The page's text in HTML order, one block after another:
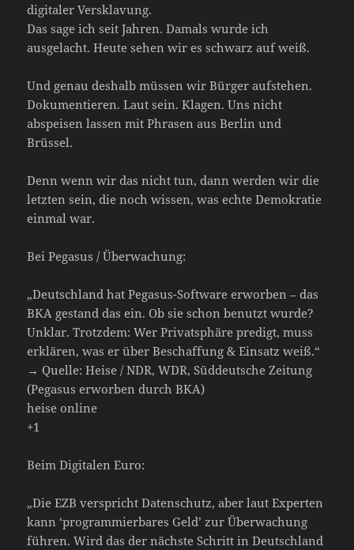
digitaler Versklavung.
Das sage ich seit Jahren. Damals wurde ich
ausgelacht. Heute sehen wir es schwarz auf weiß.
Und genau deshalb müssen wir Bürger aufstehen.
Dokumentieren. Laut sein. Klagen. Uns nicht
abspeisen lassen mit Phrasen aus Berlin und
Brüssel.
Denn wenn wir das nicht tun, dann werden wir die
letzten sein, die noch wissen, was echte Demokratie
einmal war.
Bei Pegasus / Überwachung:
„Deutschland hat Pegasus-Software erworben – das
BKA gestand das ein. Ob sie schon benutzt wurde?
Unklar. Trotzdem: Wer Privatsphäre predigt, muss
erklären, was er über Beschaffung & Einsatz weiß.“
→ Quelle: Heise / NDR, WDR, Süddeutsche Zeitung
(Pegasus erworben durch BKA)
heise online
+1
Beim Digitalen Euro:
„Die EZB verspricht Datenschutz, aber laut Experten
kann ‘programmierbares Geld’ zur Überwachung
führen. Wird das der nächste Schritt in Deutschland